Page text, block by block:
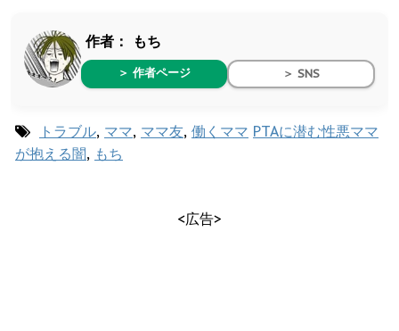
作者： もち
＞ 作者ページ ＞ SNS
トラブル, ママ, ママ友, 働くママ PTAに潜む性悪ママ
が抱える闇, もち
<広告>